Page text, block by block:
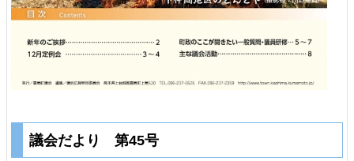
議会だより 第45号